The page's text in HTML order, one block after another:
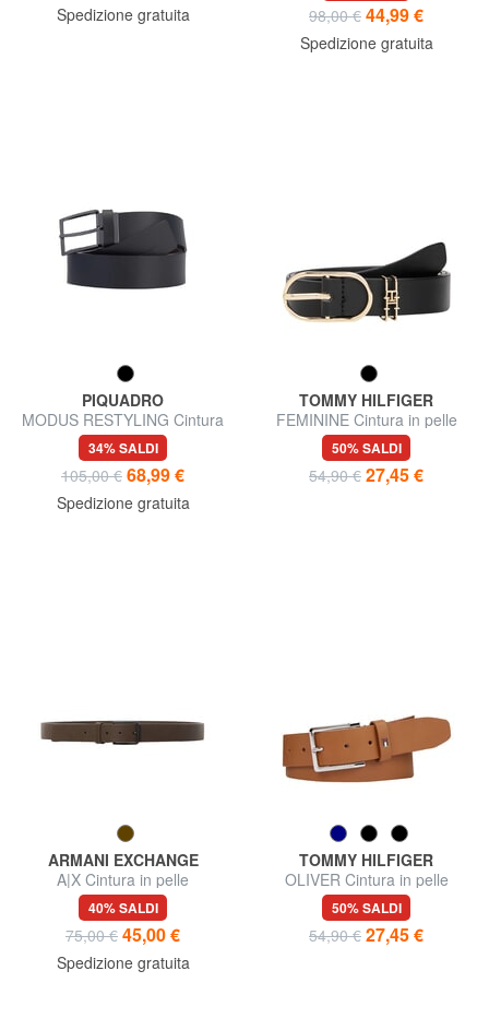
Spedizione gratuita 98,00 € 44,99 €
Spedizione gratuita
PIQUADRO
MODUS RESTYLING Cintura
reversibile in pelle
34% SALDI
105,00 € 68,99 €
Spedizione gratuita
TOMMY HILFIGER
FEMININE Cintura in pelle
50% SALDI
54,90 € 27,45 €
ARMANI EXCHANGE
A|X Cintura in pelle
40% SALDI
75,00 € 45,00 €
Spedizione gratuita
TOMMY HILFIGER
OLIVER Cintura in pelle
50% SALDI
54,90 € 27,45 €